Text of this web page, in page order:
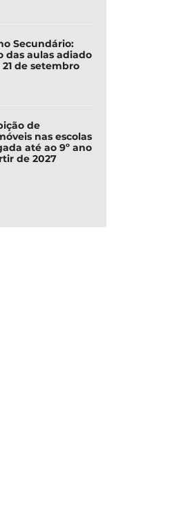
Secundário:
das aulas adiado
21 de setembro
de
nas escolas
até ao 9º ano
de 2027